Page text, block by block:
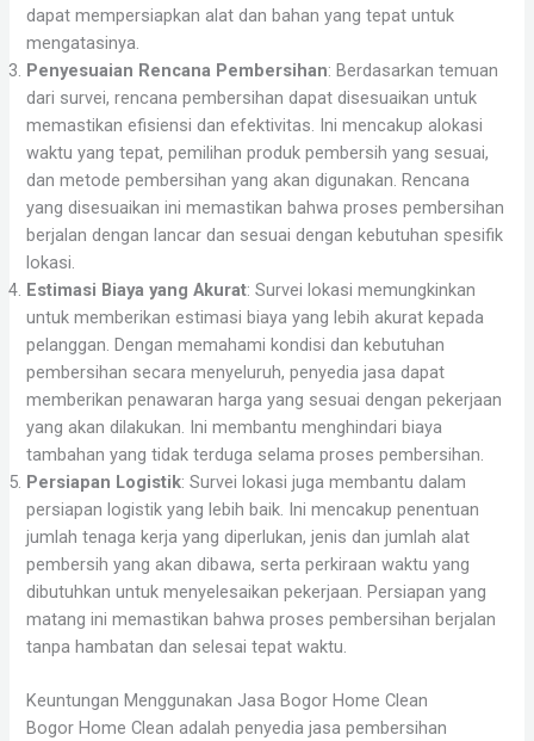
dapat mempersiapkan alat dan bahan yang tepat untuk
mengatasinya.
Penyesuaian Rencana Pembersihan: Berdasarkan temuan
dari survei, rencana pembersihan dapat disesuaikan untuk
memastikan efisiensi dan efektivitas. Ini mencakup alokasi
waktu yang tepat, pemilihan produk pembersih yang sesuai,
dan metode pembersihan yang akan digunakan. Rencana
yang disesuaikan ini memastikan bahwa proses pembersihan
berjalan dengan lancar dan sesuai dengan kebutuhan spesifik
lokasi.
Estimasi Biaya yang Akurat: Survei lokasi memungkinkan
untuk memberikan estimasi biaya yang lebih akurat kepada
pelanggan. Dengan memahami kondisi dan kebutuhan
pembersihan secara menyeluruh, penyedia jasa dapat
memberikan penawaran harga yang sesuai dengan pekerjaan
yang akan dilakukan. Ini membantu menghindari biaya
tambahan yang tidak terduga selama proses pembersihan.
Persiapan Logistik: Survei lokasi juga membantu dalam
persiapan logistik yang lebih baik. Ini mencakup penentuan
jumlah tenaga kerja yang diperlukan, jenis dan jumlah alat
pembersih yang akan dibawa, serta perkiraan waktu yang
dibutuhkan untuk menyelesaikan pekerjaan. Persiapan yang
matang ini memastikan bahwa proses pembersihan berjalan
tanpa hambatan dan selesai tepat waktu.
Keuntungan Menggunakan Jasa Bogor Home Clean
Bogor Home Clean adalah penyedia jasa pembersihan